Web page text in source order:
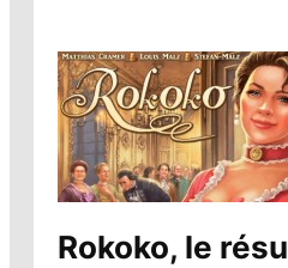
Rokoko, le